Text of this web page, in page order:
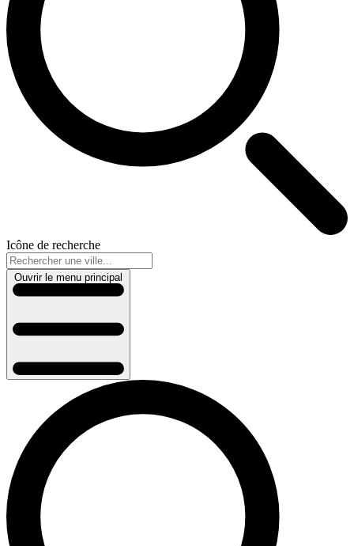
Icône de recherche
Ouvrir le menu principal